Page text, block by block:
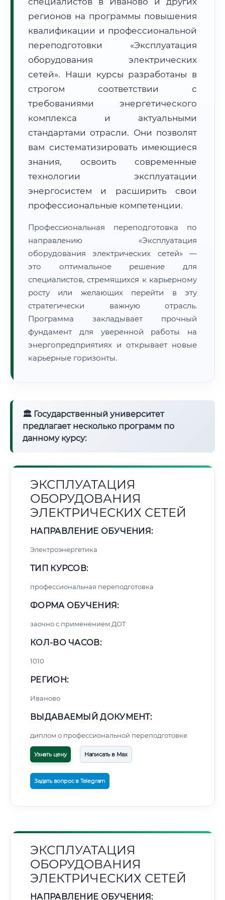
Расчет логистики оригиналов:
• Маршрут транзита:~2 575 км
📜 Документы и аккредитация
регионов на программы повышения
квалификации и профессиональной
переподготовки «Эксплуатация
оборудования электрических
сетей». Наши курсы разработаны в
строгом соответствии с
требованиями энергетического
комплекса и актуальными
стандартами отрасли. Они позволят
вам систематизировать имеющиеся
знания, освоить современные
технологии эксплуатации
энергосистем и расширить свои
профессиональные компетенции.
Профессиональная переподготовка по
направлению «Эксплуатация
оборудования электрических сетей» —
это оптимальное решение для
специалистов, стремящихся к карьерному
росту или желающих перейти в эту
стратегически важную отрасль.
Программа закладывает прочный
фундамент для уверенной работы на
энергопредприятиях и открывает новые
карьерные горизонты.
🏛 Государственный университет
предлагает несколько программ по
данному курсу:
ЭКСПЛУАТАЦИЯ
ОБОРУДОВАНИЯ
ЭЛЕКТРИЧЕСКИХ СЕТЕЙ
НАПРАВЛЕНИЕ ОБУЧЕНИЯ:
Электроэнергетика
ТИП КУРСОВ:
профессиональная переподготовка
ФОРМА ОБУЧЕНИЯ:
заочно с применением ДОТ
КОЛ-ВО ЧАСОВ:
1010
РЕГИОН:
Иваново
ВЫДАВАЕМЫЙ ДОКУМЕНТ:
диплом о профессиональной переподготовке
Узнать цену Написать в Max
Задать вопрос в Telegram
ЭКСПЛУАТАЦИЯ
ОБОРУДОВАНИЯ
ЭЛЕКТРИЧЕСКИХ СЕТЕЙ
НАПРАВЛЕНИЕ ОБУЧЕНИЯ: